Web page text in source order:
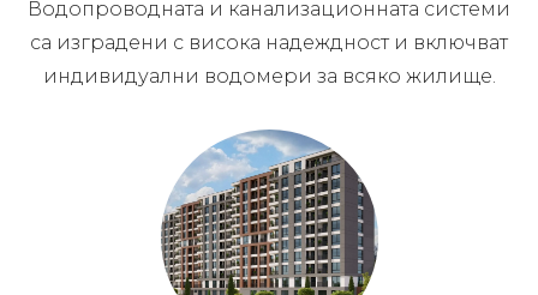
Водопроводната и канализационната системи
са изградени с висока надеждност и включват
индивидуални водомери за всяко жилище.